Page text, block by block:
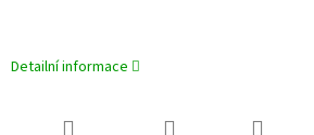
Detailní informace